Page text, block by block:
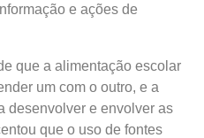
e ações de
que a alimentação escolar
um com o outro, e a
desenvolver e envolver as
que o uso de fontes